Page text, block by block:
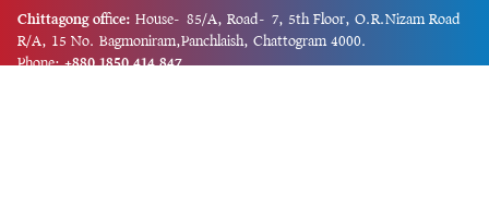
Chittagong office: House-85/A, Road-7, 5th Floor, O.R.Nizam Road
R/A, 15 No. Bagmoniram,Panchlaish, Chattogram 4000.
Phone: +880 1850 414 847